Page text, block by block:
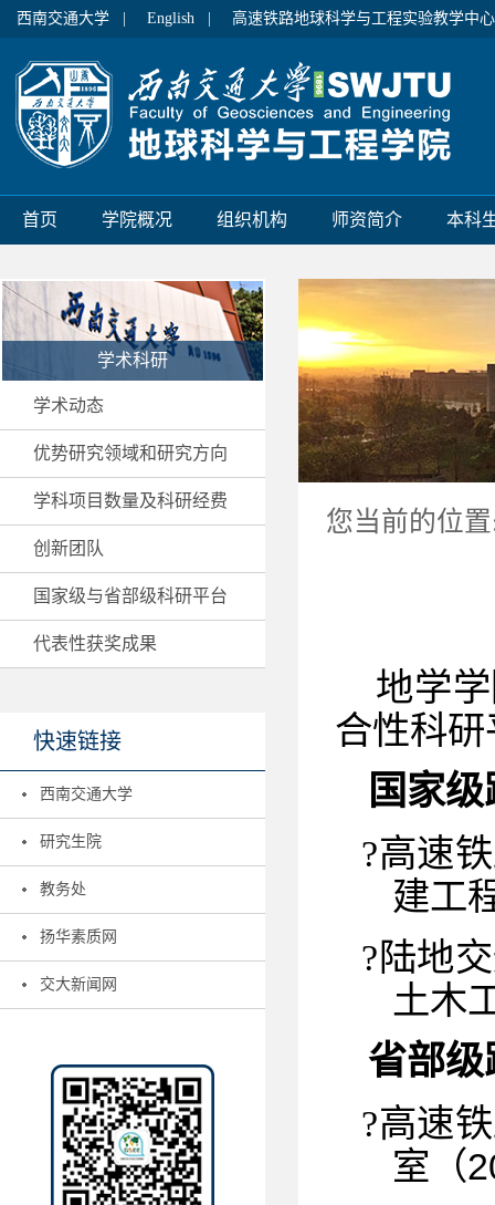
西南交通大学 | English | 高速铁路地球科学与工程实验教学中
首页 学院概况 组织机构 师资简介 本科
学术科研
学术动态
优势研究领域和研究方向
学科项目数量及科研经费
创新团队
国家级与省部级科研平台
代表性获奖成果
快速链接
西南交通大学
研究生院
教务处
扬华素质网
交大新闻网
您当前的位
地学
合性科
国家
?高速
建工
?陆地
土木
省部级
?高速
室（